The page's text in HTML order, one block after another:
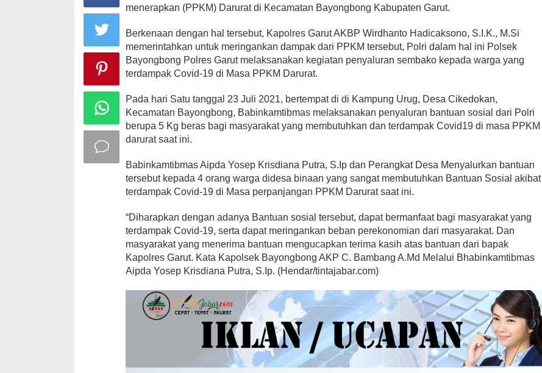
menerapkan (PPKM) Darurat di Kecamatan Bayongbong Kabupaten Garut.
Berkenaan dengan hal tersebut, Kapolres Garut AKBP Wirdhanto Hadicaksono, S.I.K., M.Si
memerintahkan untuk meringankan dampak dari PPKM tersebut, Polri dalam hal ini Polsek
Bayongbong Polres Garut melaksanakan kegiatan penyaluran sembako kepada warga yang
terdampak Covid-19 di Masa PPKM Darurat.
Pada hari Satu tanggal 23 Juli 2021, bertempat di di Kampung Urug, Desa Cikedokan,
Kecamatan Bayongbong, Babinkamtibmas melaksanakan penyaluran bantuan sosial dari Polri
berupa 5 Kg beras bagi masyarakat yang membutuhkan dan terdampak Covid19 di masa PPKM
darurat saat ini.
Babinkamtibmas Aipda Yosep Krisdiana Putra, S.Ip dan Perangkat Desa Menyalurkan bantuan
tersebut kepada 4 orang warga didesa binaan yang sangat membutuhkan Bantuan Sosial akibat
terdampak Covid-19 di Masa perpanjangan PPKM Darurat saat ini.
“Diharapkan dengan adanya Bantuan sosial tersebut, dapat bermanfaat bagi masyarakat yang
terdampak Covid-19, serta dapat meringankan beban perekonomian dari masyarakat. Dan
masyarakat yang menerima bantuan mengucapkan terima kasih atas bantuan dari bapak
Kapolres Garut. Kata Kapolsek Bayongbong AKP C. Bambang A.Md Melalui Bhabinkamtibmas
Aipda Yosep Krisdiana Putra, S.Ip. (Hendar/tintajabar.com)